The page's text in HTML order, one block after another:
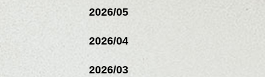
2026/05
2026/04
2026/03